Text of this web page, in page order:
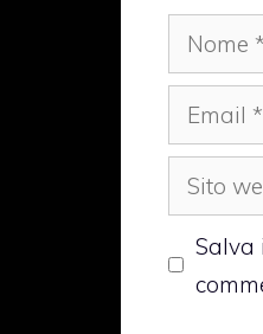
Nome
Email
Sito
web
Salva